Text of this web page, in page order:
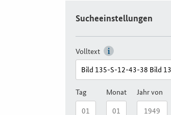
Sucheeinstellungen
Volltext
Tag Monat Jahr von